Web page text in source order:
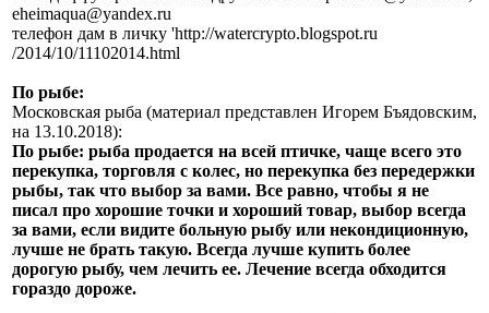
eheimaqua@yandex.ru
телефон дам в личку 'http://watercrypto.blogspot.ru
/2014/10/11102014.html
По рыбе:
Московская рыба (материал представлен Игорем Бъядовским,
на 13.10.2018):
По рыбе: рыба продается на всей птичке, чаще всего это
перекупка, торговля с колес, но перекупка без передержки
рыбы, так что выбор за вами. Все равно, чтобы я не
писал про хорошие точки и хороший товар, выбор всегда
за вами, если видите больную рыбу или некондиционную,
лучше не брать такую. Всегда лучше купить более
дорогую рыбу, чем лечить ее. Лечение всегда обходится
гораздо дороже.